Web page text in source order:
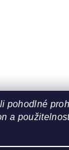
pohodlné
a